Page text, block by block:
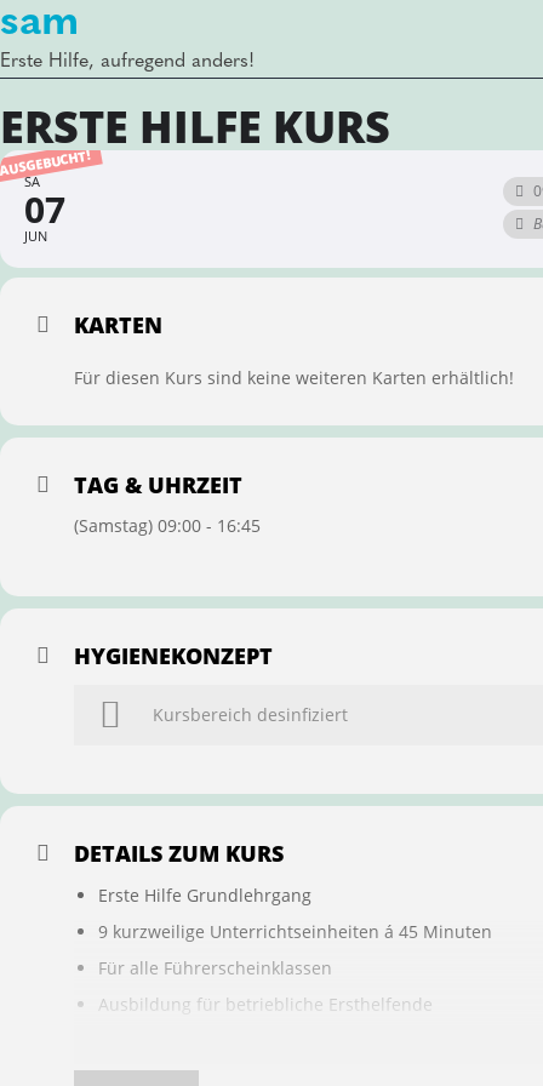
sam
Erste Hilfe, aufregend anders!
ERSTE HILFE KURS
SA
07
JUN
KARTEN
Für diesen Kurs sind keine weiteren Karten erhältlich!
TAG & UHRZEIT
(Samstag) 09:00 - 16:45
HYGIENEKONZEPT
Kursbereich desinfiziert
DETAILS ZUM KURS
Erste Hilfe Grundlehrgang
9 kurzweilige Unterrichtseinheiten á 45 Minuten
Für alle Führerscheinklassen
Ausbildung für betriebliche Ersthelfende